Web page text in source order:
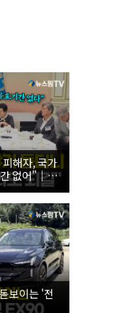
해자, 국가
없어"｜
찬
보이는 '전